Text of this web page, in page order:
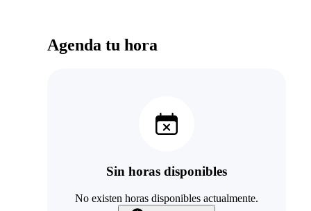
Agenda tu hora
Sin horas disponibles
No existen horas disponibles actualmente.